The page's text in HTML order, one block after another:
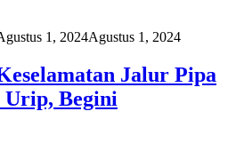
1, 2024Agustus 1, 2024
Jalur Pipa
Urip, Begini